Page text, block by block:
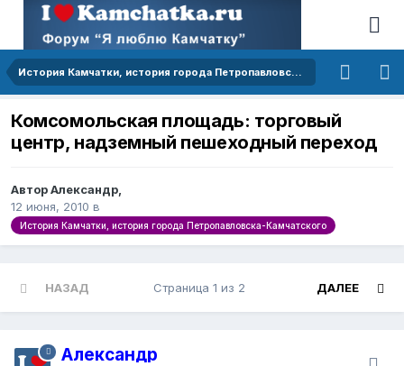
История Камчатки, история города Петропавловска-Камчатского
Комсомольская площадь: торговый
центр, надземный пешеходный переход
Автор Александр,
12 июня, 2010 в
История Камчатки, история города Петропавловска-Камчатского
НАЗАД ДАЛЕЕ
Страница 1 из 2
Александр